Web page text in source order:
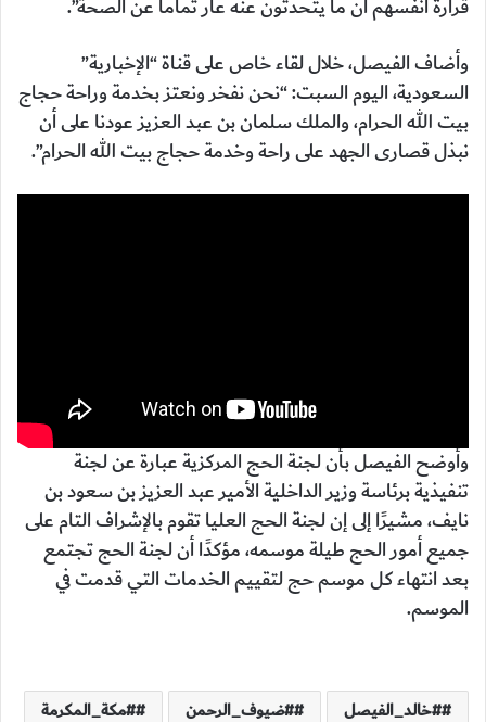
قرارة أنفسهم أن ما يتحدثون عنه عار تماما عن الصحة”.
وأضاف الفيصل، خلال لقاء خاص على قناة “الإخبارية”
السعودية، اليوم السبت: “نحن نفخر ونعتز بخدمة وراحة حجاج
بيت الله الحرام، والملك سلمان بن عبد العزيز عودنا على أن
نبذل قصارى الجهد على راحة وخدمة حجاج بيت الله الحرام”.
وأوضح الفيصل بأن لجنة الحج المركزية عبارة عن لجنة
تنفيذية برئاسة وزير الداخلية الأمير عبد العزيز بن سعود بن
نايف، مشيرًا إلى إن لجنة الحج العليا تقوم بالإشراف التام على
جميع أمور الحج طيلة موسمه، مؤكدًا أن لجنة الحج تجتمع
بعد انتهاء كل موسم حج لتقييم الخدمات التي قدمت في
الموسم.
#خالد_الفيصل #ضيوف_الرحمن
#مكة_المكرمة